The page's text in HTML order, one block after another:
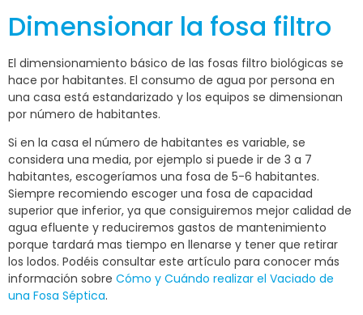
Dimensionar la fosa filtro
El dimensionamiento básico de las fosas filtro biológicas se
hace por habitantes. El consumo de agua por persona en
una casa está estandarizado y los equipos se dimensionan
por número de habitantes.
Si en la casa el número de habitantes es variable, se
considera una media, por ejemplo si puede ir de 3 a 7
habitantes, escogeríamos una fosa de 5-6 habitantes.
Siempre recomiendo escoger una fosa de capacidad
superior que inferior, ya que consiguiremos mejor calidad de
agua efluente y reduciremos gastos de mantenimiento
porque tardará mas tiempo en llenarse y tener que retirar
los lodos. Podéis consultar este artículo para conocer más
información sobre Cómo y Cuándo realizar el Vaciado de
una Fosa Séptica.